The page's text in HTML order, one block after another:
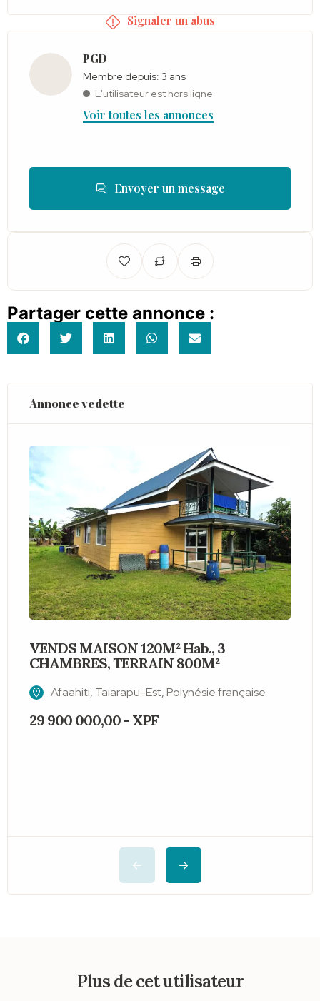
Signaler un abus
PGD
Membre depuis: 3 ans
L'utilisateur est hors ligne
Voir toutes les annonces
Envoyer un message
Partager cette annonce :
Annonce vedette
VENDS MAISON 120M² Hab., 3
CHAMBRES, TERRAIN 800M²
Afaahiti, Taiarapu-Est, Polynésie française
29 900 000,00 - XPF
Plus de cet utilisateur